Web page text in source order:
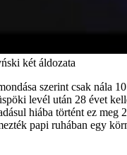
két áldozata
szerint csak nála
levél után 28 évet
hiába történt ez meg
papi ruhában egy